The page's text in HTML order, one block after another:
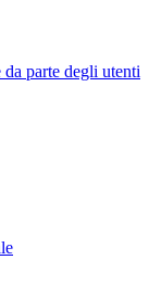
parte degli utenti